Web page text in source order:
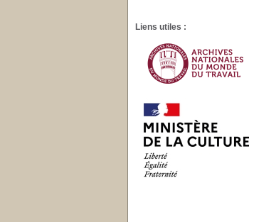
Liens utiles :